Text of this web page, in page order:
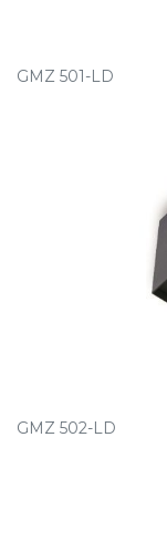
GMZ 501-LD
GMZ 502-LD